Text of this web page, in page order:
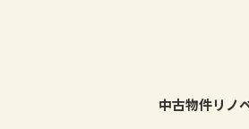
中古物件リノ